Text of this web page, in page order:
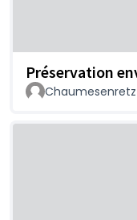
Préservation
Chaumesenretz